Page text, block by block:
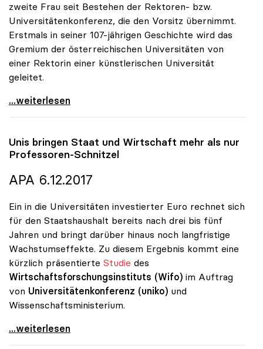
zweite Frau seit Bestehen der Rektoren- bzw.
Universitätenkonferenz, die den Vorsitz übernimmt.
Erstmals in seiner 107-jährigen Geschichte wird das
Gremium der österreichischen Universitäten von
einer Rektorin einer künstlerischen Universität
geleitet.
Eva Blimlinger zur Präsidentin der uniko gewählt
...weiterlesen
Unis bringen Staat und Wirtschaft mehr als nur
Professoren-Schnitzel
APA 6.12.2017
Ein in die Universitäten investierter Euro rechnet sich
für den Staatshaushalt bereits nach drei bis fünf
Jahren und bringt darüber hinaus noch langfristige
Wachstumseffekte. Zu diesem Ergebnis kommt eine
kürzlich präsentierte Studie des
Wirtschaftsforschungsinstituts (Wifo) im Auftrag
von Universitätenkonferenz (uniko) und
Wissenschaftsministerium.
Unis bringen Staat und Wirtschaft mehr als nur
...weiterlesen